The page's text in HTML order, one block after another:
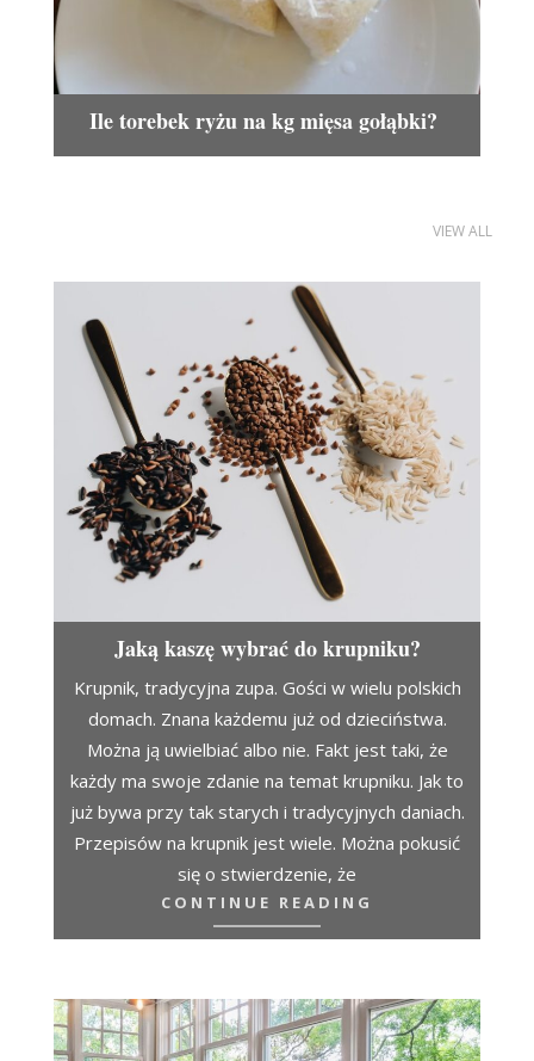
Ile torebek ryżu na kg mięsa gołąbki?
VIEW ALL
Jaką kaszę wybrać do krupniku?
Krupnik, tradycyjna zupa. Gości w wielu polskich
domach. Znana każdemu już od dzieciństwa.
Można ją uwielbiać albo nie. Fakt jest taki, że
każdy ma swoje zdanie na temat krupniku. Jak to
już bywa przy tak starych i tradycyjnych daniach.
Przepisów na krupnik jest wiele. Można pokusić
się o stwierdzenie, że
CONTINUE READING